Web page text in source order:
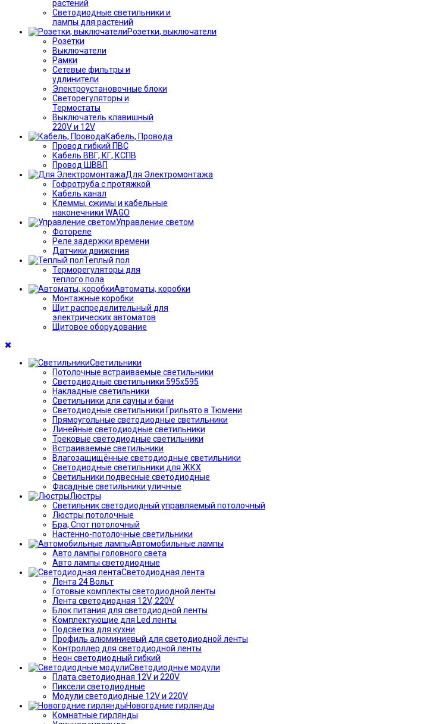
растений
Светодиодные светильники и
лампы для растений
Розетки, выключатели
Розетки
Выключатели
Рамки
Сетевые фильтры и
удлинители
Электроустановочные блоки
Светорегуляторы и
Термостаты
Выключатель клавишный
220V и 12V
Кабель, Провода
Провод гибкий ПВС
Кабель ВВГ, КГ, КСПВ
Провод ШВВП
Для Электромонтажа
Гофротруба с протяжкой
Кабель канал
Клеммы, сжимы и кабельные
наконечники WAGO
Управление светом
Фотореле
Реле задержки времени
Датчики движения
Теплый пол
Терморегуляторы для
теплого пола
Автоматы, коробки
Монтажные коробки
Щит распределительный для
электрических автоматов
Щитовое оборудование
Светильники
Потолочные встраиваемые светильники
Светодиодные светильники 595х595
Накладные светильники
Светильники для сауны и бани
Светодиодные светильники Грильято в Тюмени
Прямоугольные светодиодные светильники
Линейные светодиодные светильники
Трековые светодиодные светильники
Встраиваемые светильники
Влагозащищённые светодиодные светильники
Светодиодные светильники для ЖКХ
Светильники подвесные светодиодные
Фасадные светильники уличные
Люстры
Светильник светодиодный управляемый потолочный
Люстры потолочные
Бра, Спот потолочный
Настенно-потолочные светильники
Автомобильные лампы
Авто лампы головного света
Авто лампы светодиодные
Светодиодная лента
Лента 24 Вольт
Готовые комплекты светодиодной ленты
Лента светодиодная 12V, 220V
Блок питания для светодиодной ленты
Комплектующие для Led ленты
Подсветка для кухни
Профиль алюминиевый для светодиодной ленты
Контроллер для светодиодной ленты
Неон светодиодный гибкий
Светодиодные модули
Плата светодиодная 12V и 220V
Пиксели светодиодные
Модули светодиодные 12V и 220V
Новогодние гирлянды
Комнатные гирлянды